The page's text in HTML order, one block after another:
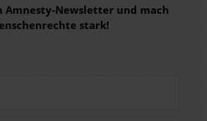
Amnesty-Newsletter und mach
stark!